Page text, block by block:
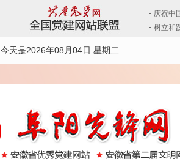
今天是2026年08月04日 星期二